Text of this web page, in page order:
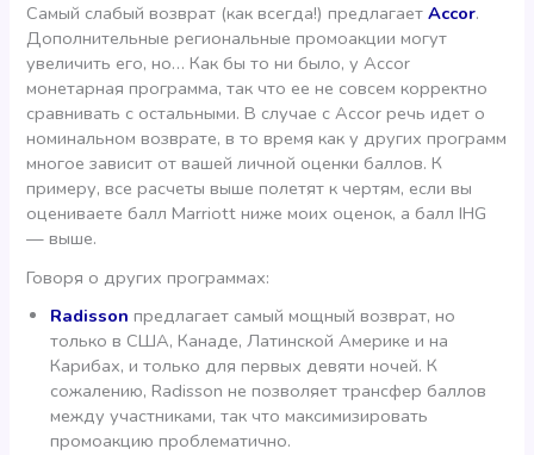
Самый слабый возврат (как всегда!) предлагаетAccor.
Дополнительные региональные промоакции могут
увеличить его, но… Как бы то ни было, у Accor
монетарная программа, так что ее не совсем корректно
сравнивать с остальными. В случае с Accor речь идет о
номинальном возврате, в то время как у других программ
многое зависит от вашей личной оценки баллов. К
примеру, все расчеты выше полетят к чертям, если вы
оцениваете балл Marriott ниже моих оценок, а балл IHG
— выше.
Говоря о других программах:
Radisson предлагает самый мощный возврат, но
только в США, Канаде, Латинской Америке и на
Карибах, и только для первых девяти ночей. К
сожалению, Radisson не позволяет трансфер баллов
между участниками, так что максимизировать
промоакцию проблематично.